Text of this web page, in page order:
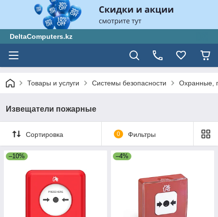
DeltaComputers.kz
Товары и услуги Системы безопасности Охранные,
Извещатели пожарные
Сортировка 0 Фильтры
–10% –4%